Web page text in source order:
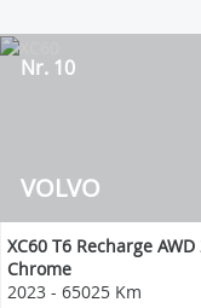
VOLVO
Nr. 10
XC60 T6 Recharge
Chrome
2023 - 65025 Km